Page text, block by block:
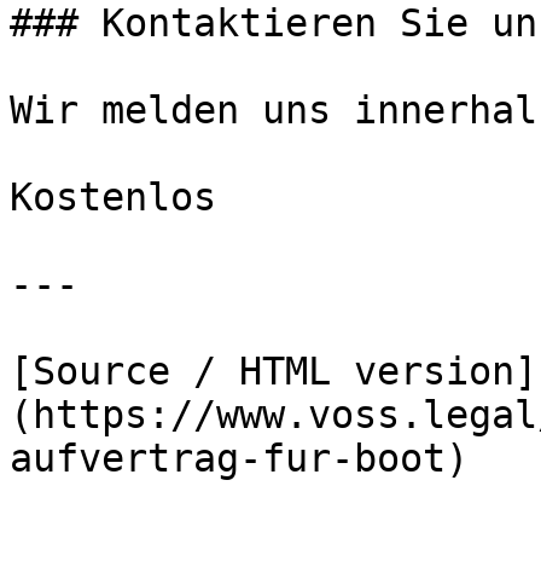
### Kontaktieren Sie
Wir melden uns
Kostenlos
---
[Source / HTML version]
(https://